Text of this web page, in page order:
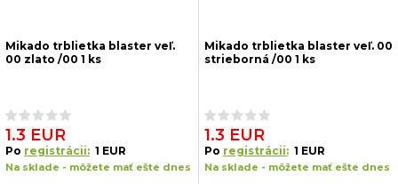
Mikado trblietka blaster veľ.
00 zlato /00 1 ks
1.3 EUR
Po registrácii: 1 EUR
Na sklade - môžete mať ešte dnes
Mikado trblietka blaster veľ. 00
strieborná /00 1 ks
1.3 EUR
Po registrácii: 1 EUR
Na sklade - môžete mať ešte dnes